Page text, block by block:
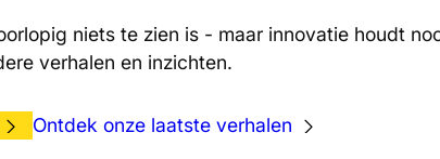
niets te zien is - maar innovatie houdt
verhalen en inzichten.
Ontdek onze laatste verhalen